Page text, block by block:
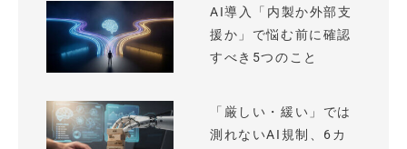
AI導入「内製か外部支
援か」で悩む前に確認
すべき5つのこと
「厳しい・緩い」では
測れないAI規制、6カ